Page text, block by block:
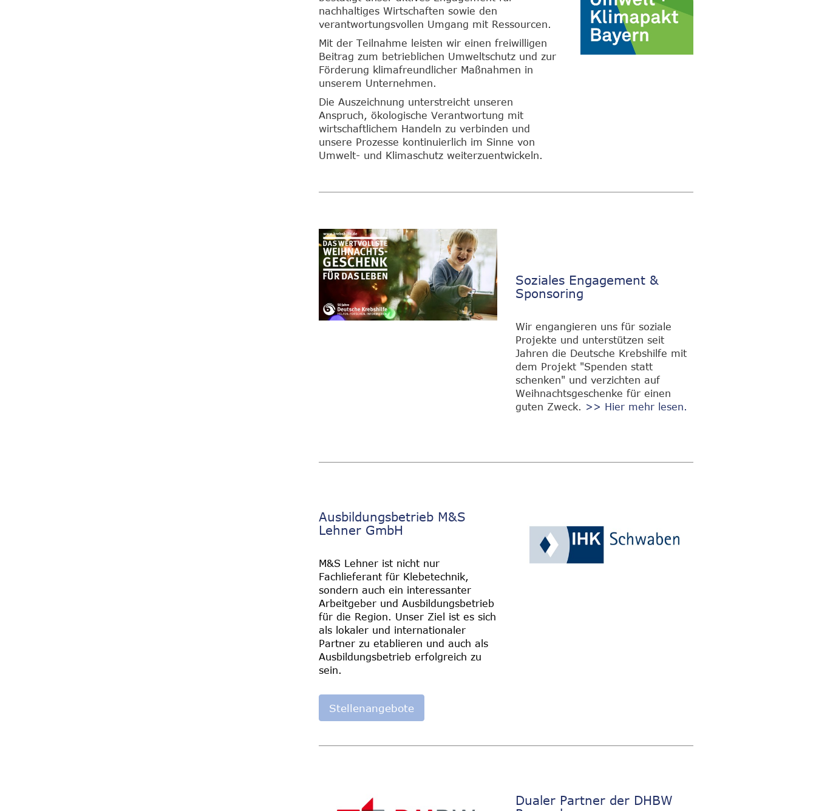
nachhaltiges Wirtschaften sowie den
verantwortungsvollen Umgang mit Ressourcen.
Mit der Teilnahme leisten wir einen freiwilligen
Beitrag zum betrieblichen Umweltschutz und zur
Förderung klimafreundlicher Maßnahmen in
unserem Unternehmen.
Die Auszeichnung unterstreicht unseren
Anspruch, ökologische Verantwortung mit
wirtschaftlichem Handeln zu verbinden und
unsere Prozesse kontinuierlich im Sinne von
Umwelt- und Klimaschutz weiterzuentwickeln.
Soziales Engagement &
Sponsoring
Wir engangieren uns für soziale
Projekte und unterstützen seit
Jahren die Deutsche Krebshilfe mit
dem Projekt "Spenden statt
schenken" und verzichten auf
Weihnachtsgeschenke für einen
guten Zweck. >> Hier mehr lesen.
Ausbildungsbetrieb M&S
Lehner GmbH
M&S Lehner ist nicht nur
Fachlieferant für Klebetechnik,
sondern auch ein interessanter
Arbeitgeber und Ausbildungsbetrieb
für die Region. Unser Ziel ist es sich
als lokaler und internationaler
Partner zu etablieren und auch als
Ausbildungsbetrieb erfolgreich zu
sein.
Stellenangebote
Dualer Partner der DHBW